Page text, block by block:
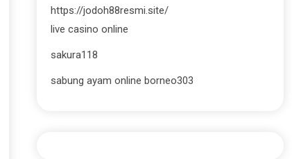
https://jodoh88resmi.site/
live casino online
sakura118
sabung ayam online borneo303